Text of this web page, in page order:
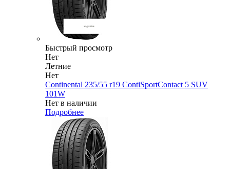
Быстрый просмотр
Нет
Летние
Нет
Continental 235/55 r19 ContiSportContact 5 SUV
101W
Нет в наличии
Подробнее